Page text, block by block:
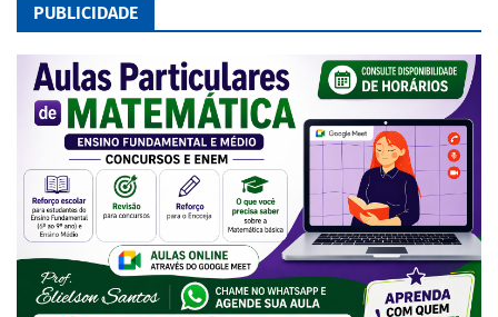
PUBLICIDADE